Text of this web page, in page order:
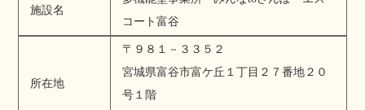
施設名
コート富谷
所在地
〒９８１－３３５２
宮城県富谷市富ケ丘１丁目２７番地２０
号１階